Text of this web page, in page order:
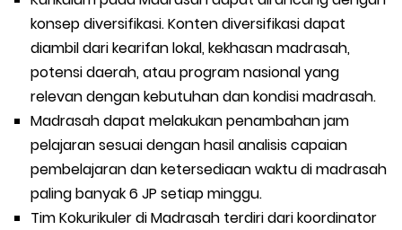
konsep diversifikasi. Konten diversifikasi dapat
diambil dari kearifan lokal, kekhasan madrasah,
potensi daerah, atau program nasional yang
relevan dengan kebutuhan dan kondisi madrasah.
Madrasah dapat melakukan penambahan jam
pelajaran sesuai dengan hasil analisis capaian
pembelajaran dan ketersediaan waktu di madrasah
paling banyak 6 JP setiap minggu.
Tim Kokurikuler di Madrasah terdiri dari koordinator